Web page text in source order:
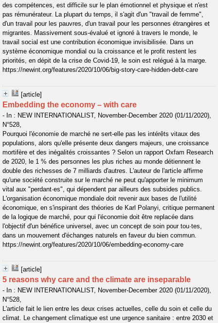
des compétences, est difficile sur le plan émotionnel et physique et n'est
pas rémunérateur. La plupart du temps, il s'agit d'un "travail de femme",
d'un travail pour les pauvres, d'un travail pour les personnes étrangères et
migrantes. Massivement sous-évalué et ignoré à travers le monde, le
travail social est une contribution économique invisibilisée. Dans un
système économique mondial ou la croissance et le profit restent les
priorités, en dépit de la crise de Covid-19, le soin est relégué à la marge.
https://newint.org/features/2020/10/06/big-story-care-hidden-debt-care
[article]
Embedding the economy – with care
- In : NEW INTERNATIONALIST, November-December 2020 (01/11/2020),
N°528,
Pourquoi l'économie de marché ne sert-elle pas les intérêts vitaux des
populations, alors qu'elle présente deux dangers majeurs, une croissance
mortifère et des inégalités croissantes ? Selon un rapport Oxfam Research
de 2020, le 1 % des personnes les plus riches au monde détiennent le
double des richesses de 7 milliards d'autres. L'auteur de l'article affirme
qu'une société construite sur le marché ne peut qu'apporter le minimum
vital aux "perdant·es", qui dépendent par ailleurs des subsides publics.
L'organisation économique mondiale doit revenir aux bases de l'utilité
économique, en s'inspirant des théories de Karl Polanyi, critique permanent
de la logique de marché, pour qui l'économie doit être replacée dans
l'objectif d'un bénéfice universel, avec un concept de soin pour tou·tes,
dans un mouvement d'échanges naturels en faveur du bien commun.
https://newint.org/features/2020/10/06/embedding-economy-care
[article]
5 reasons why care and the climate are inseparable
- In : NEW INTERNATIONALIST, November-December 2020 (01/11/2020),
N°528,
L'article fait le lien entre les deux crises actuelles, celle du soin et celle du
climat. Le changement climatique est une urgence sanitaire : entre 2030 et